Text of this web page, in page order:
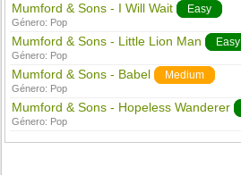
Mumford & Sons - I Will Wait Easy
Género: Pop
Mumford & Sons - Little Lion Man Easy
Género: Pop
Mumford & Sons - Babel Medium
Género: Pop
Mumford & Sons - Hopeless Wanderer
Género: Pop